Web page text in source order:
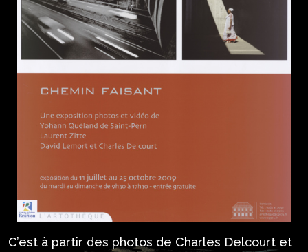
C’est à partir des photos de Charles Delcourt et